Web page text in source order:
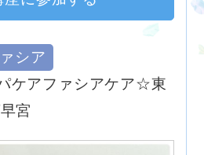
シア
ケアファシアケア☆東
宮